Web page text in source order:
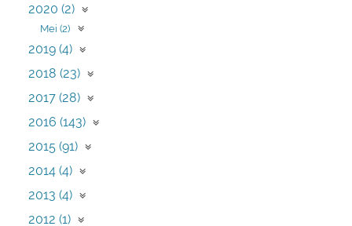
2020 (2)
Mei (2)
2019 (4)
April (1)
Februari (1)
Januari (1)
2018 (23)
Desember (1)
Juli (3)
Juni (1)
April (2)
Maret (2)
Januari (7)
2017 (28)
Desember (17)
Oktober (2)
Juni (3)
Maret (1)
Januari (1)
2016 (143)
Desember (2)
Oktober (1)
September (1)
Agustus (1)
Juli (39)
Juni (5)
2015 (91)
Desember (46)
Oktober (9)
September (14)
2014 (4)
Oktober (1)
Juli (1)
2013 (4)
Desember (1)
2012 (1)